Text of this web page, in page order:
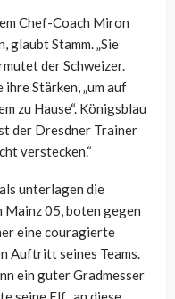
Chef-Coach Miron
glaubt Stamm. „Sie
der Schweizer.
Stärken, „um auf
zu Hause“. Königsblau
der Dresdner Trainer
verstecken.“
unterlagen die
Mainz 05, boten gegen
eine couragierte
Auftritt seines Teams.
ein guter Gradmesser